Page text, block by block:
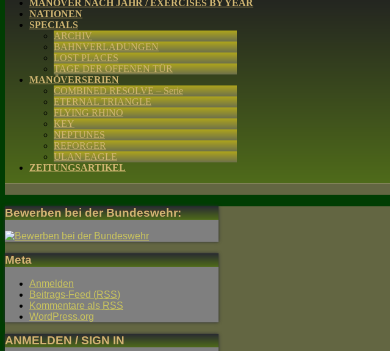
MANÖVER NACH JAHR / EXERCISES BY YEAR
NATIONEN
SPECIALS
ARCHIV
BAHNVERLADUNGEN
LOST PLACES
TAGE DER OFFENEN TÜR
MANÖVERSERIEN
COMBINED RESOLVE – Serie
ETERNAL TRIANGLE
FLYING RHINO
KEY
NEPTUNES
REFORGER
ULAN EAGLE
ZEITUNGSARTIKEL
Bewerben bei der Bundeswehr:
Meta
Anmelden
Beitrags-Feed (RSS)
Kommentare als RSS
WordPress.org
ANMELDEN / SIGN IN